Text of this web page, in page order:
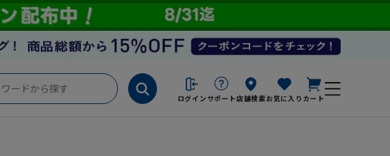
ログイン サポート店舗検索お気に入り カート